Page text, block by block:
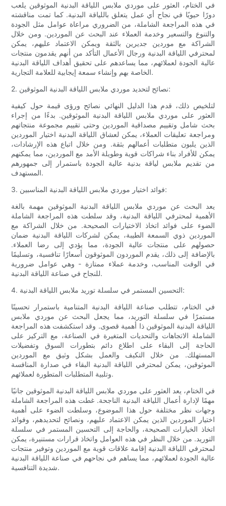
في الختام، العثور على موردي ملابس اللياقة البدنية الموثوقين يلعب
دورًا حيويًا في نجاح أي عمل يتعلق باللياقة البدنية. كما تمت مناقشته
في هذه المراجعة الشاملة، من الضروري مراعاة عوامل مثل الجودة
والتنوع والتسعير وخدمة العملاء عند البحث عن الموردين. ومن خلال
الشراكة مع موردين جديرين بالثقة ويمكن الاعتماد عليهم، يمكن
لمحترفي اللياقة البدنية ورجال الأعمال التأكد من أنهم يقدمون منتجات
عالية الجودة لعملائهم، مما يساعدهم على تحقيق أهداف اللياقة البدنية
الخاصة بهم وإنشاء سمعة إيجابية للعلامة التجارية.
2. نصائح لتحديد موردي ملابس اللياقة البدنية الموثوقين:
لتلخيص ذلك، قدم هذا الدليل النهائي نصائح ورؤى قيمة حول كيفية
العثور على موردي ملابس اللياقة البدنية الموثوقين. بدءًا من إجراء
بحث شامل وتقييم مصداقية الموردين وحتى تقييم مجموعة منتجاتهم
ومراجعة تعليقات العملاء، يمكن لعشاق اللياقة البدنية اختيار الموردين
الذين يلبون متطلبات أعمالهم بثقة. ومن خلال اتباع هذه الإرشادات،
يمكن للأفراد بناء شراكات قوية وطويلة الأمد مع الموردين، مما يمكنهم
من تقديم ملابس لياقة بدنية عالية الجودة باستمرار إلى جمهورهم
المستهدف.
3. فوائد اختيار موردي ملابس اللياقة البدنية المناسبين:
يعد البحث عن موردي ملابس اللياقة البدنية الموثوقين مهمة بالغة
الأهمية لمحترفي اللياقة البدنية، وقد سلطت هذه المراجعة الشاملة
الضوء على فوائد اتخاذ الاختيارات الصحيحة. من خلال الشراكة مع
الموردين ذوي السمعة الطيبة، يمكن لشركات اللياقة البدنية ضمان
حصولهم على منتجات عالية الجودة، مما يؤدي إلى رضا العملاء.
بالإضافة إلى ذلك، يقدم الموردون الموثوقون أسعارًا تنافسية، وتسليمًا
في الوقت المناسب، وخدمة عملاء ممتازة - وهي عوامل ضرورية
للنجاح في صناعة اللياقة البدنية.
4. التحسين المستمر في سلسلة توريد ملابس اللياقة البدنية:
في الختام، تتطلب صناعة اللياقة البدنية المتنامية باستمرار تحسينًا
مستمرًا في سلسلة التوريد، مما يجعل البحث عن موردي ملابس
اللياقة البدنية الموثوقين ذا أهمية قصوى. وقد استكشفت هذه المراجعة
الشاملة الاتجاهات والتحديات المتغيرة في الصناعة، مع التركيز على
الحاجة إلى البقاء على اطلاع دائم بتطورات السوق وتفضيلات
المستهلك. من خلال التكيف والعمل بشكل وثيق مع الموردين
الموثوقين، يمكن لمحترفي اللياقة البدنية البقاء في صدارة المنافسة
وتلبية المتطلبات المتطورة لعملائهم.
في الختام، يعد العثور على موردي ملابس اللياقة البدنية الموثوقين جانبًا
مهمًا لإدارة أعمال اللياقة البدنية الناجحة. غطت هذه المراجعة الشاملة
وجهات نظر مختلفة حول هذا الموضوع، وسلطت الضوء على أهمية
اختيار الموردين الذين يمكن الاعتماد عليهم، ونصائح لتحديدهم، وفوائد
اتخاذ الخيارات الصحيحة، والحاجة إلى التحسين المستمر في سلسلة
التوريد. من خلال النظر في هذه العوامل واتخاذ قرارات مستنيرة، يمكن
لمحترفي اللياقة البدنية إقامة علاقات قوية مع الموردين وتوفير منتجات
عالية الجودة لعملائهم، مما يساهم في نجاحهم في صناعة اللياقة البدنية
شديدة التنافسية.